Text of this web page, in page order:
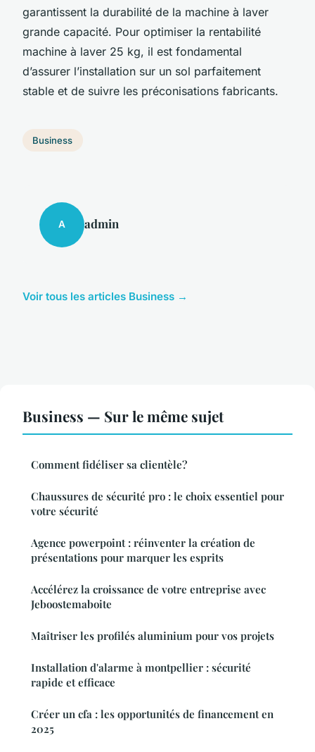
garantissent la durabilité de la machine à laver
grande capacité. Pour optimiser la rentabilité
machine à laver 25 kg, il est fondamental
d’assurer l’installation sur un sol parfaitement
stable et de suivre les préconisations fabricants.
Business
A admin
Voir tous les articles Business →
Business — Sur le même sujet
Comment fidéliser sa clientèle?
Chaussures de sécurité pro : le choix essentiel pour
votre sécurité
Agence powerpoint : réinventer la création de
présentations pour marquer les esprits
Accélérez la croissance de votre entreprise avec
Jeboostemaboite
Maîtriser les profilés aluminium pour vos projets
Installation d'alarme à montpellier : sécurité
rapide et efficace
Créer un cfa : les opportunités de financement en
2025